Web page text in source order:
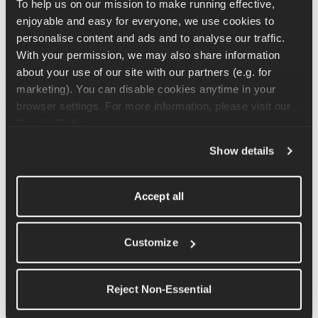
To help us on our mission to make running effective,
enjoyable and easy for everyone, we use cookies to
personalise content and ads and to analyse our traffic.
With your permission, we may also share information
about your use of our site with our partners (e.g. for
marketing). You can disable cookies anytime in your
Show details
Accept all
Customize
Reject Non-Essential
sedere. Da qui, spingi i fianchi verso l'alto, in modo da creare
una linea retta dalle ginocchia fino al petto, passando per i
fianchi. Metti i talloni per terra e alza le dita dei piedi. Fai
qualche piccolo passo in avanti finché non riesci ad allungare i
piedi il più possibile senza toccare il pavimento con il sedere,
poi torna indietro con i talloni.
per qualche secondo, perché è la parte più difficile del
Articoli correlati
Tutorial sull'esercizio a forma di 8
Tutorial sull'esercizio di flessione dei muscoli
posteriori della coscia con elastico